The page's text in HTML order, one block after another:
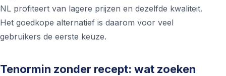
NL profiteert van lagere prijzen en dezelfde kwaliteit.
Het goedkope alternatief is daarom voor veel
gebruikers de eerste keuze.
Tenormin zonder recept: wat zoeken